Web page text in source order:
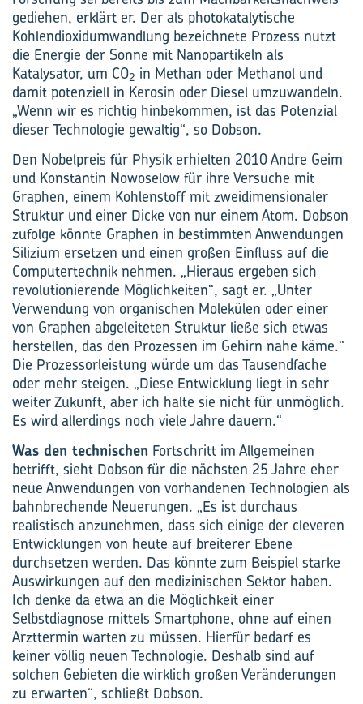
gediehen, erklärt er. Der als photokatalytische
Kohlendioxidumwandlung bezeichnete Prozess nutzt
die Energie der Sonne mit Nanopartikeln als
Katalysator, um CO2 in Methan oder Methanol und
damit potenziell in Kerosin oder Diesel umzuwandeln.
„Wenn wir es richtig hinbekommen, ist das Potenzial
dieser Technologie gewaltig“, so Dobson.
Den Nobelpreis für Physik erhielten 2010 Andre Geim
und Konstantin Nowoselow für ihre Versuche mit
Graphen, einem Kohlenstoff mit zweidimensionaler
Struktur und einer Dicke von nur einem Atom. Dobson
zufolge könnte Graphen in bestimmten Anwendungen
Silizium ersetzen und einen großen Einfluss auf die
Computertechnik nehmen. „Hieraus ergeben sich
revolutionierende Möglichkeiten“, sagt er. „Unter
Verwendung von organischen Molekülen oder einer
von Graphen abgeleiteten Struktur ließe sich etwas
herstellen, das den Prozessen im Gehirn nahe käme.“
Die Prozessorleistung würde um das Tausendfache
oder mehr steigen. „Diese Entwicklung liegt in sehr
weiter Zukunft, aber ich halte sie nicht für unmöglich.
Es wird allerdings noch viele Jahre dauern.“
Was den technischen Fortschritt im Allgemeinen
betrifft, sieht Dobson für die nächsten 25 Jahre eher
neue Anwendungen von vorhandenen Technologien als
bahnbrechende Neuerungen. „Es ist durchaus
realistisch anzunehmen, dass sich einige der cleveren
Entwicklungen von heute auf breiterer Ebene
durchsetzen werden. Das könnte zum Beispiel starke
Auswirkungen auf den medizinischen Sektor haben.
Ich denke da etwa an die Möglichkeit einer
Selbstdiagnose mittels Smartphone, ohne auf einen
Arzttermin warten zu müssen. Hierfür bedarf es
keiner völlig neuen Technologie. Deshalb sind auf
solchen Gebieten die wirklich großen Veränderungen
zu erwarten“, schließt Dobson.